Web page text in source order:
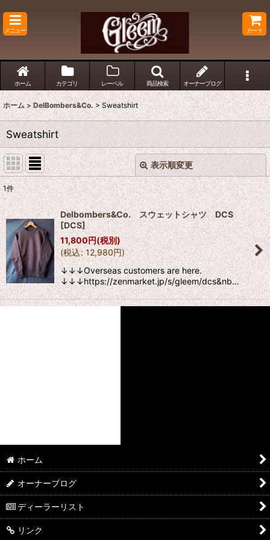
メニュー カート
ホーム カテゴリ レーベル 商品検索 オーナーブログ
ホーム > DelBombers&Co. > Sweatshirt
Sweatshirt
表示順変更
表示数:
並び順:
絞り込む
閉じる
1件
Delbombers&Co. スウェットシャツ DCS
[DCS]
11,800円(税別)
(税込: 12,980円)
↓↓↓Overseas customers are here.
↓↓↓https://zenmarket.jp/s/gleem/dcs&nb…
ホーム
オーナーブログ
ディーラーリスト
リンク